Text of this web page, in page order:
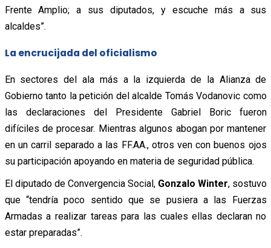
Frente Amplio; a sus diputados, y escuche más a sus
alcaldes”.
La encrucijada del oficialismo
En sectores del ala más a la izquierda de la Alianza de
Gobierno tanto la petición del alcalde Tomás Vodanovic como
las declaraciones del Presidente Gabriel Boric fueron
difíciles de procesar. Mientras algunos abogan por mantener
en un carril separado a las FF.AA., otros ven con buenos ojos
su participación apoyando en materia de seguridad pública.
El diputado de Convergencia Social, Gonzalo Winter, sostuvo
que “tendría poco sentido que se pusiera a las Fuerzas
Armadas a realizar tareas para las cuales ellas declaran no
estar preparadas”.